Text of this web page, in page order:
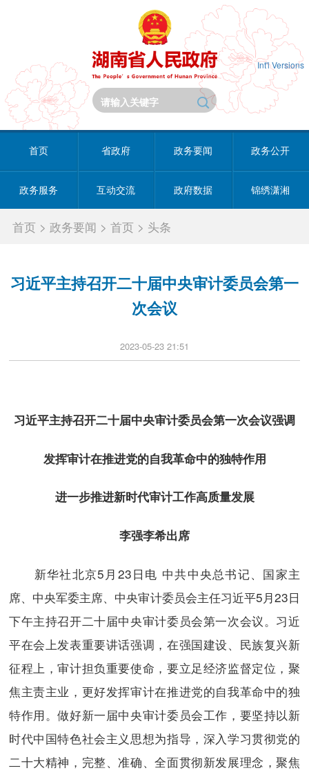
Int'l Versions
首页 省政府 政务要闻 政务公开
政务服务 互动交流 政府数据 锦绣潇湘
首页 >政务要闻 >首页 > 头条
习近平主持召开二十届中央审计委员会第一
次会议
2023-05-23 21:51
习近平主持召开二十届中央审计委员会第一次会议强调
发挥审计在推进党的自我革命中的独特作用
进一步推进新时代审计工作高质量发展
李强李希出席
新华社北京5月23日电 中共中央总书记、国家主
席、中央军委主席、中央审计委员会主任习近平5月23日
下午主持召开二十届中央审计委员会第一次会议。习近
平在会上发表重要讲话强调，在强国建设、民族复兴新
征程上，审计担负重要使命，要立足经济监督定位，聚
焦主责主业，更好发挥审计在推进党的自我革命中的独
特作用。做好新一届中央审计委员会工作，要坚持以新
时代中国特色社会主义思想为指导，深入学习贯彻党的
二十大精神，完整、准确、全面贯彻新发展理念，聚焦